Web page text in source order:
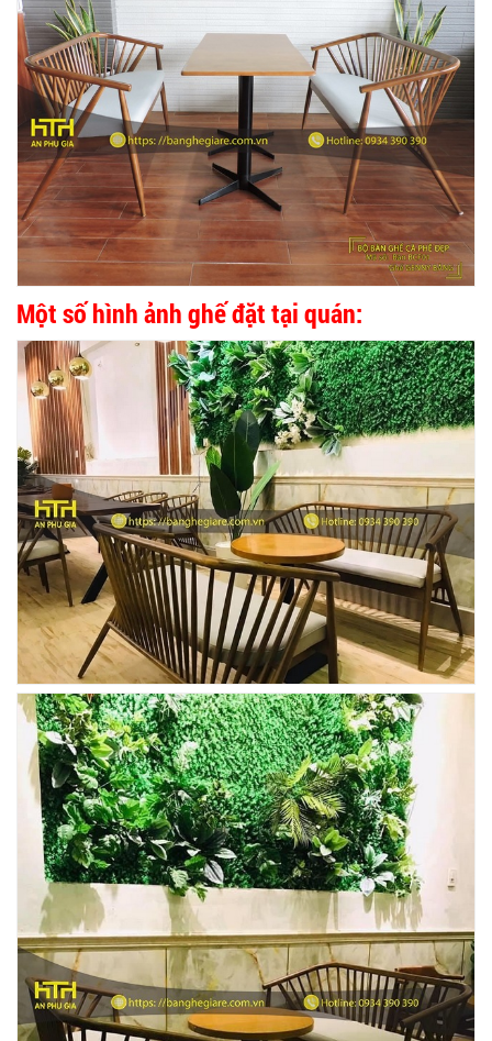
Một số hình ảnh ghế đặt tại quán:
Ghế Ăn nhập khẩu ELLA - Mã SP: GNK05
Liên hệ
BÀN BAR BEER CLUB BCF SX GIÁ RẺ - MÃ SỐ:
BCF SX
750.000 VNĐ